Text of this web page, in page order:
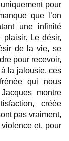
pour
que l’on
une infinité
plaisir. Le désir,
de la vie, se
pour recevoir,
la jalousie, ces
qui nous
montre
créée
pas vraiment,
et, pour